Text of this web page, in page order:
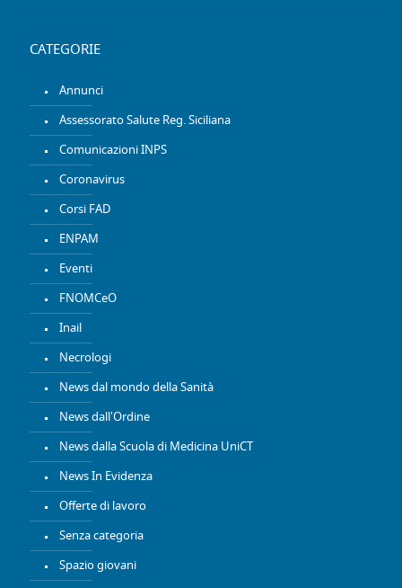
CATEGORIE
Annunci
Assessorato Salute Reg. Siciliana
Comunicazioni INPS
Coronavirus
Corsi FAD
ENPAM
Eventi
FNOMCeO
Inail
Necrologi
News dal mondo della Sanità
News dall'Ordine
News dalla Scuola di Medicina UniCT
News In Evidenza
Offerte di lavoro
Senza categoria
Spazio giovani